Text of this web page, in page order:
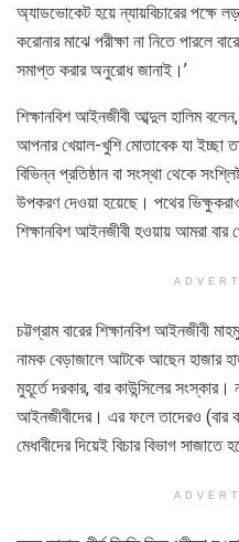
অ্যাডভোকেট হয়ে ন্যায়বিচারের পক্ষে
করোনার মাঝে পরীক্ষা না নিতে পারলে
সমাপ্ত করার অনুরোধ জানাই।’
শিক্ষানবিশ আইনজীবী আব্দুল হালিম
আপনার খেয়াল-খুশি মোতাবেক যা ইচ্ছা
বিভিন্ন প্রতিষ্ঠান বা সংস্থা থেকে
উপকরণ দেওয়া হয়েছে। পথের
শিক্ষানবিশ আইনজীবী হওয়ায় আমরা বার
চট্টগ্রাম বারের শিক্ষানবিশ আইনজীবী
নামক বেড়াজালে আটকে আছেন হাজার
মুহূর্তে দরকার, বার কাউন্সিলের
আইনজীবীদের। এর ফলে তাদেরও (বার
মেধাবীদের দিয়েই বিচার বিভাগ সাজাতে